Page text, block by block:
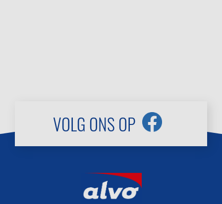
VOLG ONS OP